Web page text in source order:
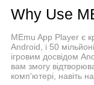
Why Use
MEmu App Player є
Android, і 50
ігровим досвідом
вам змогу
комп'ютері, навіть